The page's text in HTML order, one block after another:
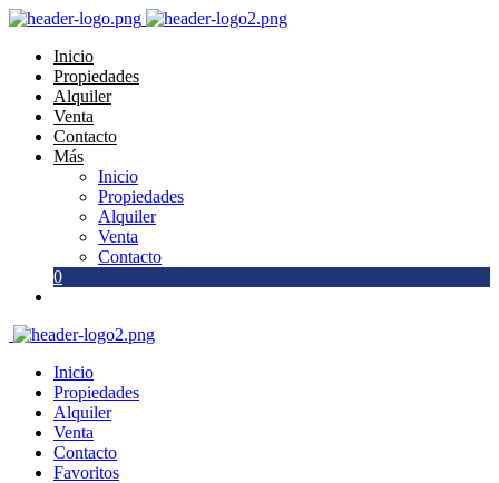
Inicio
Propiedades
Alquiler
Venta
Contacto
Más
Inicio
Propiedades
Alquiler
Venta
Contacto
0
Inicio
Propiedades
Alquiler
Venta
Contacto
Favoritos